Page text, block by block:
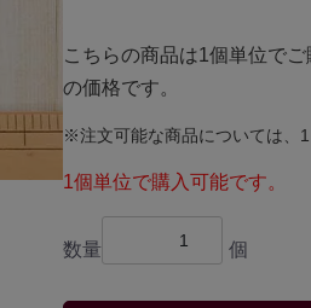
こちらの商品は1個単位で
の価格です。
※注文可能な商品については、
1個単位で購入可能です。
数量 個